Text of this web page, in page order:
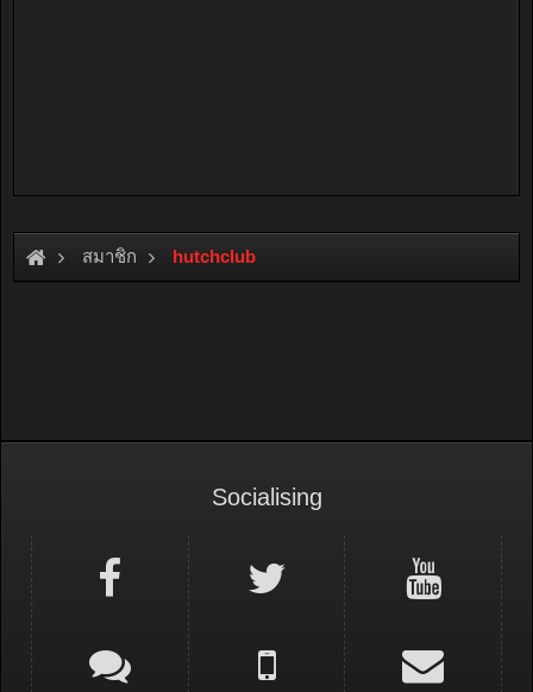
สมาชิก hutchclub
Socialising